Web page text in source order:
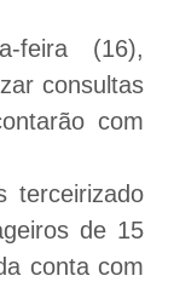
feira (16),
consultas
com
terceirizado
de 15
conta com